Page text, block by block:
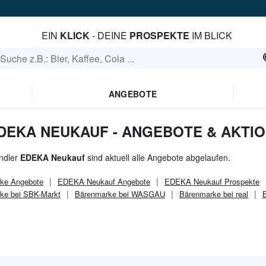
EIN KLICK- DEINE PROSPEKTE IM BLICK
ANGEBOTE
NEUKAUF - ANGEBOTE &
EDEKA Neukauf sind aktuell alle Angebote abgelaufen.
Angebote EDEKA Neukauf Angebote EDEKA Neukauf Prospekte
bei SBK-Markt
Bärenmarke bei WASGAU Bärenmarke bei real